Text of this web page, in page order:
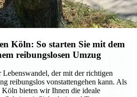
Köln: So starten Sie mit dem
reibungslosen Umzug
der mit der richtigen
reibungslos vonstattengehen kann. Als
bieten wir Ihnen die ideale